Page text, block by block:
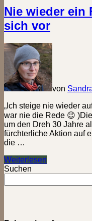
2
–
Herford,
Werre,
Bad
Salzuflen
Nie wieder ein
sich vor
von
„Ich steige nie wieder
war nie die Rede 😉
um den Dreh 30 Jahre
fürchterliche Aktion auf
die …
Nie
wieder
Fahrrad!
Weiterlesen
Suchen